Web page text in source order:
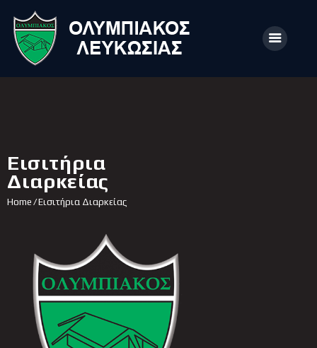
Εισιτήρια
Διαρκείας
Home Εισιτήρια Διαρκείας
ΟΜΑΔΑ
ΑΚΑΔΗΜΙΕΣ
e-Shop
ΕΙΣΙΤΗΡΙΑ